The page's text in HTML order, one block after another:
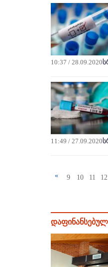
10:37 / 28.09.2020
11:49 / 27.09.2020
« 9 10 11 12